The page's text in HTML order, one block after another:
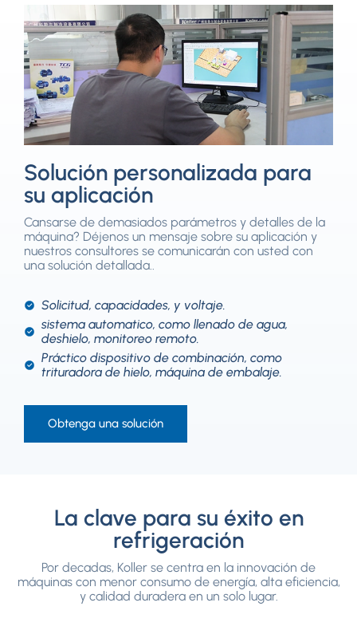
Solución personalizada para
su aplicación
Cansarse de demasiados parámetros y detalles de la
máquina? Déjenos un mensaje sobre su aplicación y
nuestros consultores se comunicarán con usted con
una solución detallada..
Solicitud, capacidades, y voltaje.
sistema automatico, como llenado de agua,
deshielo, monitoreo remoto.
Práctico dispositivo de combinación, como
trituradora de hielo, máquina de embalaje.
Obtenga una solución
La clave para su éxito en
refrigeración
Por decadas, Koller se centra en la innovación de
máquinas con menor consumo de energía, alta eficiencia,
y calidad duradera en un solo lugar.